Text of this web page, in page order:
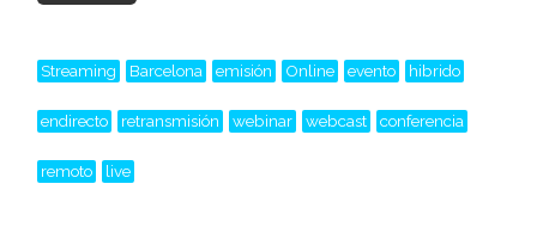
Streaming Barcelona emisión Online evento hibrido
endirecto retransmisión webinar webcast conferencia
remoto live